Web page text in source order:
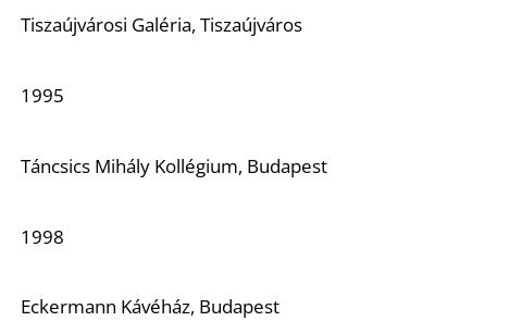
Tiszaújvárosi Galéria, Tiszaújváros
1995
Táncsics Mihály Kollégium, Budapest
1998
Eckermann Kávéház, Budapest